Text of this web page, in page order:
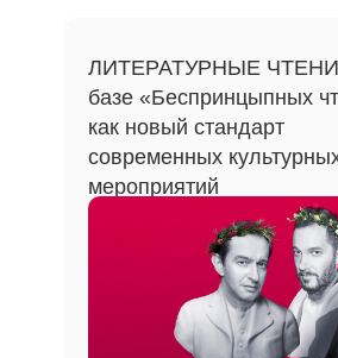
ЛИТЕРАТУРНЫЕ
базе «Беспринцыпных
как новый стандарт
современных
мероприятий